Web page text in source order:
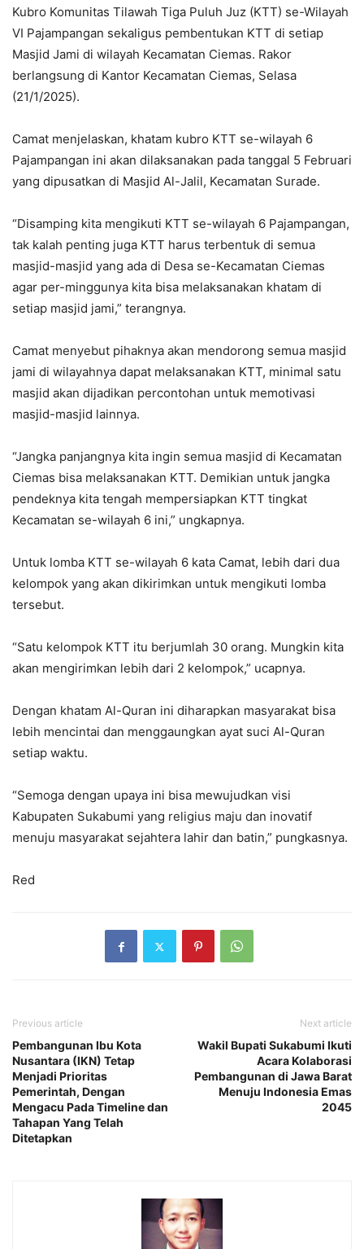
Kubro Komunitas Tilawah Tiga Puluh Juz (KTT) se-Wilayah
VI Pajampangan sekaligus pembentukan KTT di setiap
Masjid Jami di wilayah Kecamatan Ciemas. Rakor
berlangsung di Kantor Kecamatan Ciemas, Selasa
(21/1/2025).
Camat menjelaskan, khatam kubro KTT se-wilayah 6
Pajampangan ini akan dilaksanakan pada tanggal 5 Februari
yang dipusatkan di Masjid Al-Jalil, Kecamatan Surade.
“Disamping kita mengikuti KTT se-wilayah 6 Pajampangan,
tak kalah penting juga KTT harus terbentuk di semua
masjid-masjid yang ada di Desa se-Kecamatan Ciemas
agar per-minggunya kita bisa melaksanakan khatam di
setiap masjid jami,” terangnya.
Camat menyebut pihaknya akan mendorong semua masjid
jami di wilayahnya dapat melaksanakan KTT, minimal satu
masjid akan dijadikan percontohan untuk memotivasi
masjid-masjid lainnya.
“Jangka panjangnya kita ingin semua masjid di Kecamatan
Ciemas bisa melaksanakan KTT. Demikian untuk jangka
pendeknya kita tengah mempersiapkan KTT tingkat
Kecamatan se-wilayah 6 ini,” ungkapnya.
Untuk lomba KTT se-wilayah 6 kata Camat, lebih dari dua
kelompok yang akan dikirimkan untuk mengikuti lomba
tersebut.
“Satu kelompok KTT itu berjumlah 30 orang. Mungkin kita
akan mengirimkan lebih dari 2 kelompok,” ucapnya.
Dengan khatam Al-Quran ini diharapkan masyarakat bisa
lebih mencintai dan menggaungkan ayat suci Al-Quran
setiap waktu.
“Semoga dengan upaya ini bisa mewujudkan visi
Kabupaten Sukabumi yang religius maju dan inovatif
menuju masyarakat sejahtera lahir dan batin,” pungkasnya.
Red
Previous article
Pembangunan Ibu Kota
Nusantara (IKN) Tetap
Menjadi Prioritas
Pemerintah, Dengan
Mengacu Pada Timeline dan
Tahapan Yang Telah
Ditetapkan
Next article
Wakil Bupati Sukabumi Ikuti
Acara Kolaborasi
Pembangunan di Jawa Barat
Menuju Indonesia Emas
2045